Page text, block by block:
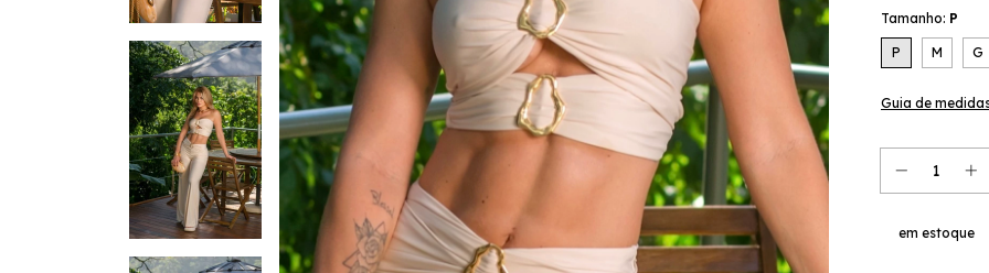
Tamanho: P
P M G
Guia de
em estoque